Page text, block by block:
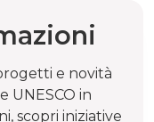
e novità
UNESCO in
scopri iniziative